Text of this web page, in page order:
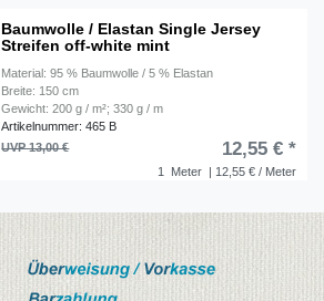
Baumwolle / Elastan Single Jersey
Streifen off-white mint
Material: 95 % Baumwolle / 5 % Elastan
Breite: 150 cm
Gewicht: 200 g / m²; 330 g / m
Artikelnummer: 465 B
1 Meter | 12,55 € / Meter
UVP 13,00 € 12,55 € *